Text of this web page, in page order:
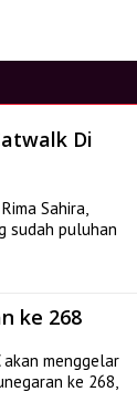
Di
Sahira,
sudah puluhan
ke 268
akan menggelar
ke 268,